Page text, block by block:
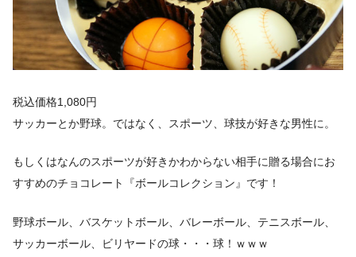
税込価格1,080円
サッカーとか野球。ではなく、スポーツ、球技が好きな男性に。
もしくはなんのスポーツが好きかわからない相手に贈る場合にお
すすめのチョコレート『ボールコレクション』です！
野球ボール、バスケットボール、バレーボール、テニスボール、
サッカーボール、ビリヤードの球・・・球！ｗｗｗ